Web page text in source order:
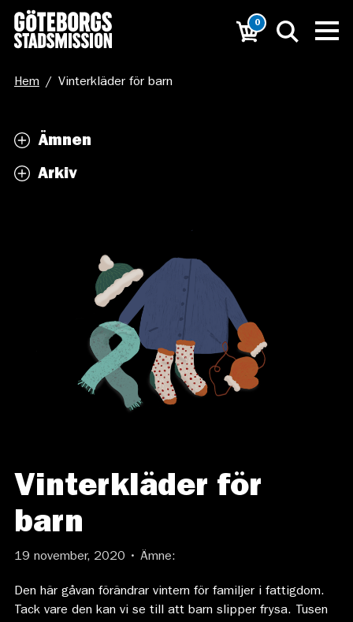
0
Hem / Vinterkläder för barn
Ämnen
Arkiv
Vinterkläder för
barn
19 november, 2020 • Ämne:
Den här gåvan förändrar vintern för familjer i fattigdom.
Tack vare den kan vi se till att barn slipper frysa. Tusen